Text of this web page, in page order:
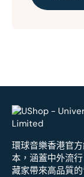
環球音樂香港官
本，涵蓋中外流
藏家帶來高品質